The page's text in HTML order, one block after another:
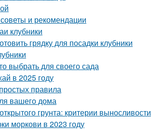
и рекомендации
клубники
грядку для посадки клубники
выбрать для своего сада
в 2025 году
правила
вашего дома
грунта: критерии выносливости
моркови в 2023 году